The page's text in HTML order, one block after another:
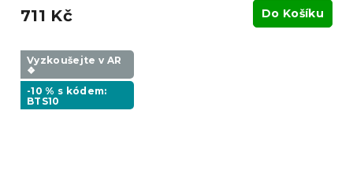
711 Kč Do Košíku
Vyzkoušejte v AR
❖
-10 % s kódem:
BTS10